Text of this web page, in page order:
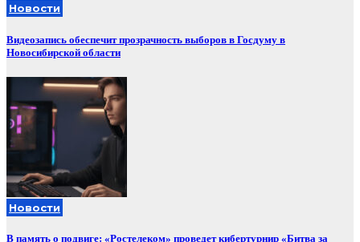
Новости
Видеозапись обеспечит прозрачность выборов в Госдуму в
Новосибирской области
Новости
В память о подвиге: «Ростелеком» проведет кибертурнир «Битва за